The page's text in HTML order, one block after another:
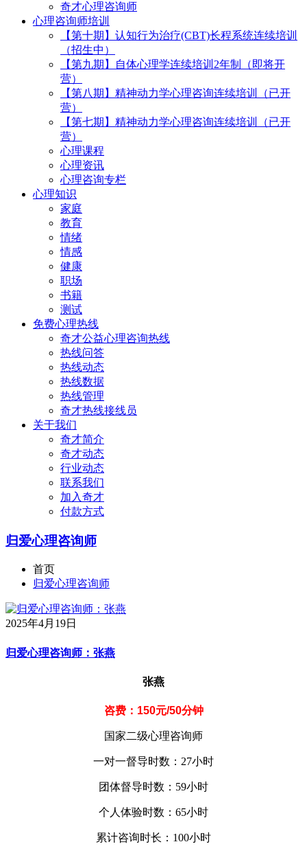
奇才心理咨询师
心理咨询师培训
【第十期】认知行为治疗(CBT)长程系统连续培训
（招生中）
【第九期】自体心理学连续培训2年制（即将开
营）
【第八期】精神动力学心理咨询连续培训（已开
营）
【第七期】精神动力学心理咨询连续培训（已开
营）
心理课程
心理资讯
心理咨询专栏
心理知识
家庭
教育
情绪
情感
健康
职场
书籍
测试
免费心理热线
奇才公益心理咨询热线
热线问答
热线动态
热线数据
热线管理
奇才热线接线员
关于我们
奇才简介
奇才动态
行业动态
联系我们
加入奇才
付款方式
归爱心理咨询师
首页
归爱心理咨询师
2025年4月19日
归爱心理咨询师：张燕
张燕
咨费：150元/50分钟
国家二级心理咨询师
一对一督导时数：27小时
团体督导时数：59小时
个人体验时数：65小时
累计咨询时长：100小时